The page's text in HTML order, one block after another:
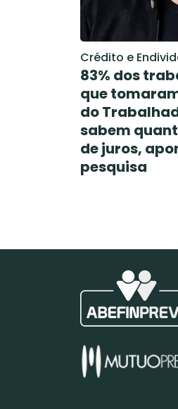
Crédito e
83% dos
que
do
sabem
de juros,
pesquisa